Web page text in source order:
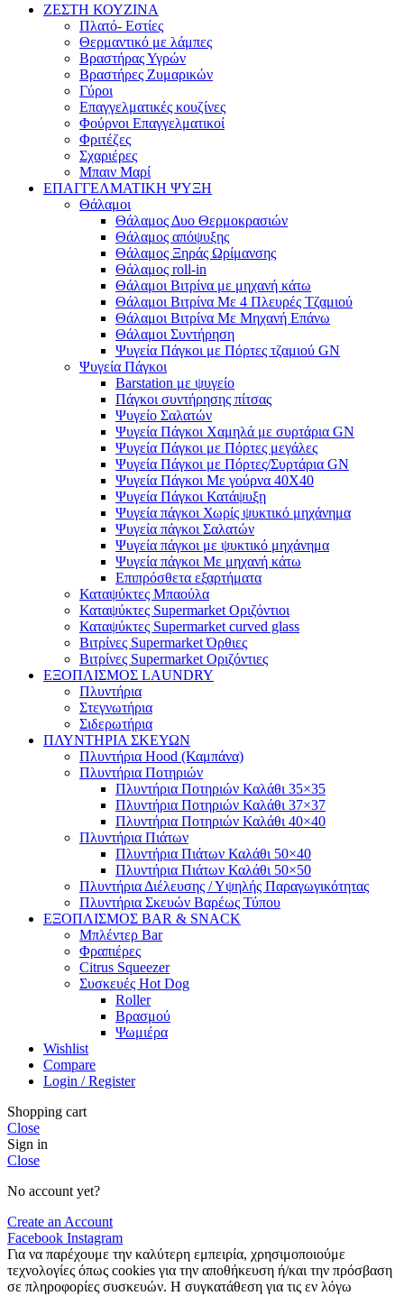
ΖΕΣΤΗ ΚΟΥΖΙΝΑ
Πλατό- Εστίες
Θερμαντικό με λάμπες
Βραστήρας Υγρών
Βραστήρες Ζυμαρικών
Γύροι
Επαγγελματικές κουζίνες
Φούρνοι Επαγγελματικοί
Φριτέζες
Σχαριέρες
Μπαιν Μαρί
ΕΠΑΓΓΕΛΜΑΤΙΚΗ ΨΥΞΗ
Θάλαμοι
Θάλαμος Δυο Θερμοκρασιών
Θάλαμος απόψυξης
Θάλαμος Ξηράς Ωρίμανσης
Θάλαμος roll-in
Θάλαμοι Βιτρίνα με μηχανή κάτω
Θάλαμοι Βιτρίνα Με 4 Πλευρές Τζαμιού
Θάλαμοι Βιτρίνα Με Μηχανή Επάνω
Θάλαμοι Συντήρηση
Ψυγεία Πάγκοι με Πόρτες τζαμιού GN
Ψυγεία Πάγκοι
Barstation με ψυγείο
Πάγκοι συντήρησης πίτσας
Ψυγείο Σαλατών
Ψυγεία Πάγκοι Χαμηλά με συρτάρια GN
Ψυγεία Πάγκοι με Πόρτες μεγάλες
Ψυγεία Πάγκοι με Πόρτες/Συρτάρια GN
Ψυγεία Πάγκοι Με γούρνα 40Χ40
Ψυγεία Πάγκοι Κατάψυξη
Ψυγεία πάγκοι Χωρίς ψυκτικό μηχάνημα
Ψυγεία πάγκοι Σαλατών
Ψυγεία πάγκοι με ψυκτικό μηχάνημα
Ψυγεία πάγκοι Με μηχανή κάτω
Επιπρόσθετα εξαρτήματα
Καταψύκτες Μπαούλα
Καταψύκτες Supermarket Οριζόντιοι
Καταψύκτες Supermarket curved glass
Βιτρίνες Supermarket Όρθιες
Βιτρίνες Supermarket Οριζόντιες
ΕΞΟΠΛΙΣΜΟΣ LAUNDRY
Πλυντήρια
Στεγνωτήρια
Σιδερωτήρια
ΠΛΥΝΤΗΡΙΑ ΣΚΕΥΩΝ
Πλυντήρια Hood (Καμπάνα)
Πλυντήρια Ποτηριών
Πλυντήρια Ποτηριών Καλάθι 35×35
Πλυντήρια Ποτηριών Καλάθι 37×37
Πλυντήρια Ποτηριών Καλάθι 40×40
Πλυντήρια Πιάτων
Πλυντήρια Πιάτων Καλάθι 50×40
Πλυντήρια Πιάτων Καλάθι 50×50
Πλυντήρια Διέλευσης / Υψηλής Παραγωγικότητας
Πλυντήρια Σκευών Βαρέως Τύπου
ΕΞΟΠΛΙΣΜΟΣ BAR & SNACK
Μπλέντερ Bar
Φραπιέρες
Citrus Squeezer
Συσκευές Hot Dog
Roller
Βρασμού
Ψωμιέρα
Wishlist
Compare
Login / Register
Shopping cart
Close
Sign in
Close
No account yet?
Create an Account
Facebook Instagram
Για να παρέχουμε την καλύτερη εμπειρία, χρησιμοποιούμε
τεχνολογίες όπως cookies για την αποθήκευση ή/και την πρόσβαση
σε πληροφορίες συσκευών. Η συγκατάθεση για τις εν λόγω